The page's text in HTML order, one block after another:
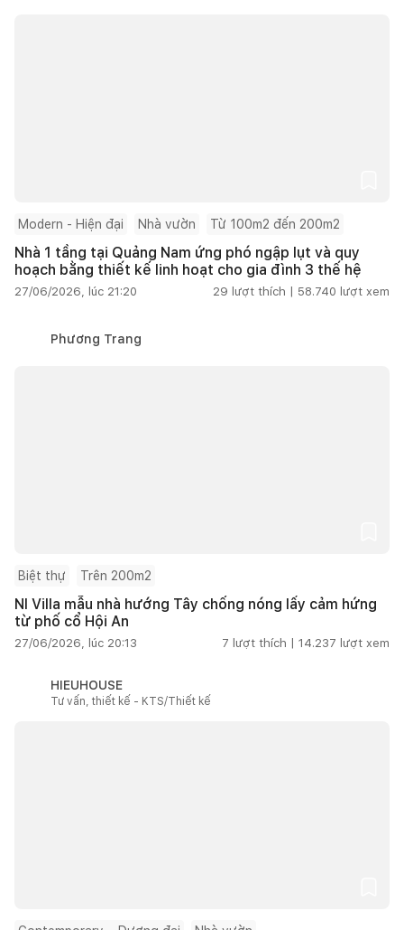
Modern - Hiện đại Nhà vườn Từ 100m2 đến 200m2
Nhà 1 tầng tại Quảng Nam ứng phó ngập lụt và quy
hoạch bằng thiết kế linh hoạt cho gia đình 3 thế hệ
27/06/2026, lúc 21:20 29 lượt thích | 58.740 lượt xem
Phương Trang
Biệt thự Trên 200m2
NI Villa mẫu nhà hướng Tây chống nóng lấy cảm hứng
từ phố cổ Hội An
27/06/2026, lúc 20:13 7 lượt thích | 14.237 lượt xem
HIEUHOUSE
Tư vấn, thiết kế - KTS/Thiết kế